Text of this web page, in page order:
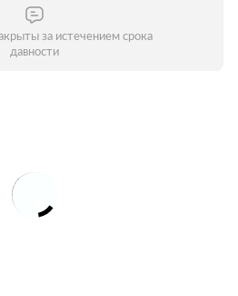
за истечением срока
давности